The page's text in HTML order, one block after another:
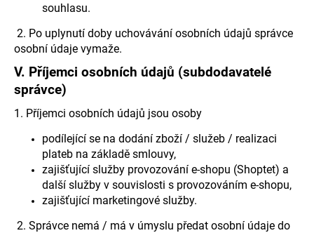
souhlasu.
2. Po uplynutí doby uchovávání osobních údajů správce
osobní údaje vymaže.
V. Příjemci osobních údajů (subdodavatelé
správce)
1. Příjemci osobních údajů jsou osoby
podílející se na dodání zboží / služeb / realizaci
plateb na základě smlouvy,
zajišťující služby provozování e-shopu (Shoptet) a
další služby v souvislosti s provozováním e-shopu,
zajišťující marketingové služby.
2. Správce nemá / má v úmyslu předat osobní údaje do